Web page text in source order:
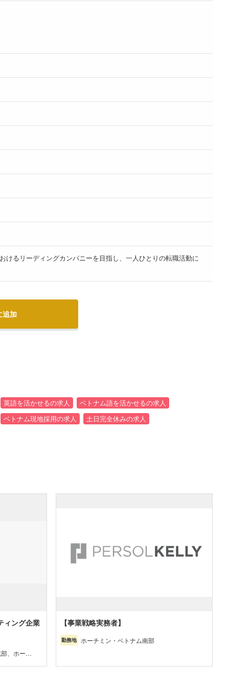
るリーディングカンパニーを目指し、一人ひとりの転職活動に
追加
英語を活かせるの求人
ベトナム語を活かせるの求人
ベトナム現地採用の求人
土日完全休みの求人
ィング企業
、ホーチ
【事業戦略実務者】
勤務地 ホーチミン・ベトナム南部